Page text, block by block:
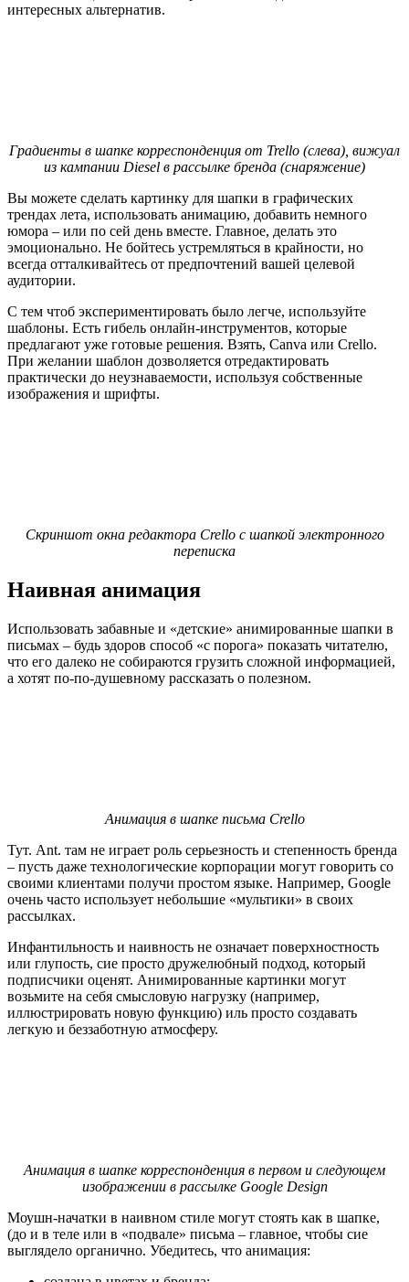
интересных альтернатив.
Градиенты в шапке корреспонденция от Trello (слева), вижуал
из кампании Diesel в рассылке бренда (снаряжение)
Вы можете сделать картинку для шапки в графических
трендах лета, использовать анимацию, добавить немного
юмора – или по сей день вместе. Главное, делать это
эмоционально. Не бойтесь устремляться в крайности, но
всегда отталкивайтесь от предпочтений вашей целевой
аудитории.
С тем чтоб экспериментировать было легче, используйте
шаблоны. Есть гибель онлайн-инструментов, которые
предлагают уже готовые решения. Взять, Canva или Crello.
При желании шаблон дозволяется отредактировать
практически до неузнаваемости, используя собственные
изображения и шрифты.
Скриншот окна редактора Crello c шапкой электронного
переписка
Наивная анимация
Использовать забавные и «детские» анимированные шапки в
письмах – будь здоров способ «с порога» показать читателю,
что его далеко не собираются грузить сложной информацией,
а хотят по-по-душевному рассказать о полезном.
Анимация в шапке письма Crello
Тут. Ant. там не играет роль серьезность и степенность бренда
– пусть даже технологические корпорации могут говорить со
своими клиентами получи простом языке. Например, Google
очень часто использует небольшие «мультики» в своих
рассылках.
Инфантильность и наивность не означает поверхностность
или глупость, сие просто дружелюбный подход, который
подписчики оценят. Анимированные картинки могут
возьмите на себя смысловую нагрузку (например,
иллюстрировать новую функцию) иль просто создавать
легкую и беззаботную атмосферу.
Анимация в шапке корреспонденция в первом и следующем
изображении в рассылке Google Design
Моушн-начатки в наивном стиле могут стоять как в шапке,
(до и в теле или в «подвале» письма – главное, чтобы сие
выглядело органично. Убедитесь, что анимация: